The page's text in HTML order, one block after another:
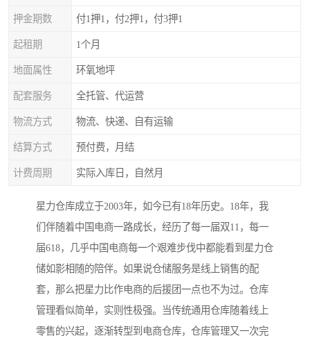
押金期数 付1押1，付2押1，付3押1
起租期 1个月
地面属性 环氧地坪
配套服务 全托管、代运营
物流方式 物流、快递、自有运输
结算方式 预付费，月结
计费周期 实际入库日，自然月
星力仓库成立于2003年，如今已有18年历史。18年，我
们伴随着中国电商一路成长，经历了每一届双11，每一
届618，几乎中国电商每一个艰难步伐中都能看到星力仓
储如影相随的陪伴。如果说仓储服务是线上销售的配
套，那么把星力比作电商的后援团一点也不为过。仓库
管理看似简单，实则性极强。当传统通用仓库随着线上
零售的兴起，逐渐转型到电商仓库，仓库管理又一次完